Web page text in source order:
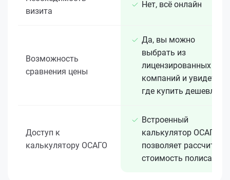
визита
Нет, всё онлайн
Возможность
сравнения цены
Да, вы можно
выбрать из
лицензированных 15+
компаний и увидеть,
где купить дешевле
Доступ к
калькулятору ОСАГО
Встроенный
калькулятор ОСАГО
позволяет рассчитать
стоимость полиса